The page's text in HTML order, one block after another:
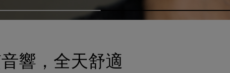
響，全天舒適